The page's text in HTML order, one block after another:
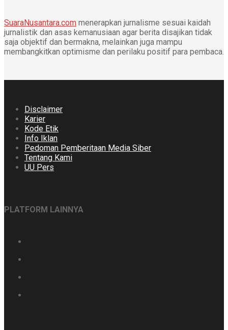
SuaraNusantara.com menerapkan jurnalisme sesuai kaidah
jurnalistik dan asas kemanusiaan agar berita disajikan tidak
saja objektif dan bermakna, melainkan juga mampu
membangkitkan optimisme dan perilaku positif para pembaca.
Disclaimer
Karier
Kode Etik
Info Iklan
Pedoman Pemberitaan Media Siber
Tentang Kami
UU Pers
PLATFORM LAINNYA